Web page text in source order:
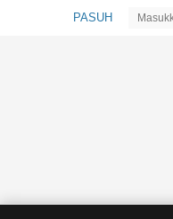
PASUH